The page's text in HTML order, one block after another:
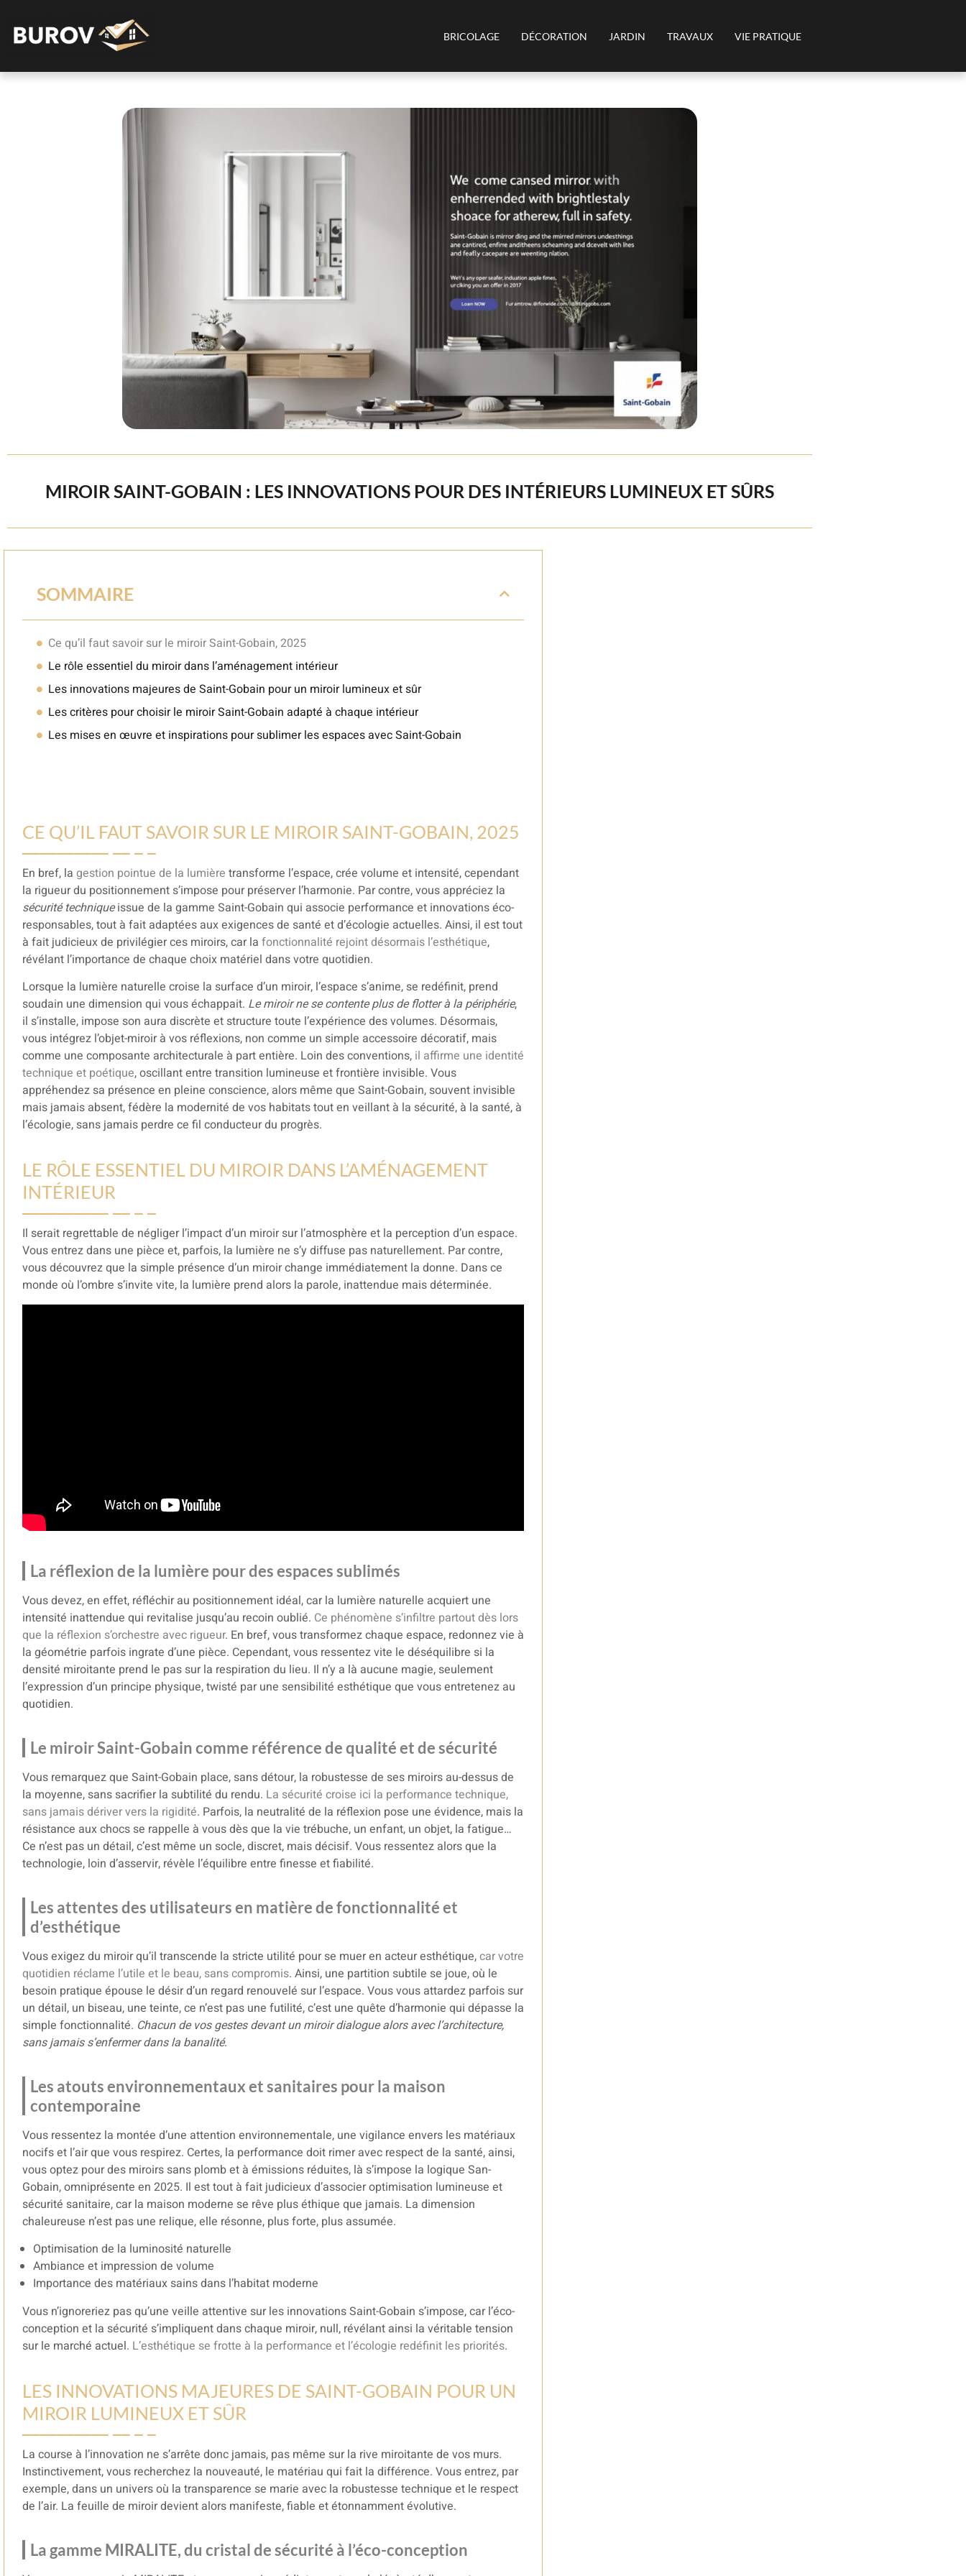
BRICOLAGE DÉCORATION JARDIN TRAVAUX VIE PRATIQUE
MIROIR SAINT-GOBAIN : LES INNOVATIONS POUR DES INTÉRIEURS LUMINEUX ET SÛRS
SOMMAIRE
Ce qu’il faut savoir sur le miroir Saint-Gobain, 2025
Le rôle essentiel du miroir dans l’aménagement intérieur
Les innovations majeures de Saint-Gobain pour un miroir lumineux et sûr
Les critères pour choisir le miroir Saint-Gobain adapté à chaque intérieur
Les mises en œuvre et inspirations pour sublimer les espaces avec Saint-Gobain
CE QU’IL FAUT SAVOIR SUR LE MIROIR SAINT-GOBAIN, 2025
En bref, la gestion pointue de la lumière transforme l’espace, crée volume et intensité, cependant
la rigueur du positionnement s’impose pour préserver l’harmonie. Par contre, vous appréciez la
sécurité techniqueissue de la gamme Saint-Gobain qui associe performance et innovations éco-
responsables, tout à fait adaptées aux exigences de santé et d’écologie actuelles. Ainsi, il est tout
à fait judicieux de privilégier ces miroirs, car la fonctionnalité rejoint désormais l’esthétique,
révélant l’importance de chaque choix matériel dans votre quotidien.
Lorsque la lumière naturelle croise la surface d’un miroir, l’espace s’anime, se redéfinit, prend
soudain une dimension qui vous échappait. Le miroir ne se contente plus de flotter à la périphérie,
il s’installe, impose son aura discrète et structure toute l’expérience des volumes. Désormais,
vous intégrez l’objet-miroir à vos réflexions, non comme un simple accessoire décoratif, mais
comme une composante architecturale à part entière. Loin des conventions, il affirme une identité
technique et poétique, oscillant entre transition lumineuse et frontière invisible. Vous
appréhendez sa présence en pleine conscience, alors même que Saint-Gobain, souvent invisible
mais jamais absent, fédère la modernité de vos habitats tout en veillant à la sécurité, à la santé, à
l’écologie, sans jamais perdre ce fil conducteur du progrès.
LE RÔLE ESSENTIEL DU MIROIR DANS L’AMÉNAGEMENT
INTÉRIEUR
Il serait regrettable de négliger l’impact d’un miroir sur l’atmosphère et la perception d’un espace.
Vous entrez dans une pièce et, parfois, la lumière ne s’y diffuse pas naturellement. Par contre,
vous découvrez que la simple présence d’un miroir change immédiatement la donne. Dans ce
monde où l’ombre s’invite vite, la lumière prend alors la parole, inattendue mais déterminée.
La réflexion de la lumière pour des espaces sublimés
Vous devez, en effet, réfléchir au positionnement idéal, car la lumière naturelle acquiert une
intensité inattendue qui revitalise jusqu’au recoin oublié. Ce phénomène s’infiltre partout dès lors
que la réflexion s’orchestre avec rigueur. En bref, vous transformez chaque espace, redonnez vie à
la géométrie parfois ingrate d’une pièce. Cependant, vous ressentez vite le déséquilibre si la
densité miroitante prend le pas sur la respiration du lieu. Il n’y a là aucune magie, seulement
l’expression d’un principe physique, twisté par une sensibilité esthétique que vous entretenez au
quotidien.
Le miroir Saint-Gobain comme référence de qualité et de sécurité
Vous remarquez que Saint-Gobain place, sans détour, la robustesse de ses miroirs au-dessus de
la moyenne, sans sacrifier la subtilité du rendu. La sécurité croise ici la performance technique,
sans jamais dériver vers la rigidité. Parfois, la neutralité de la réflexion pose une évidence, mais la
résistance aux chocs se rappelle à vous dès que la vie trébuche, un enfant, un objet, la fatigue…
Ce n’est pas un détail, c’est même un socle, discret, mais décisif. Vous ressentez alors que la
technologie, loin d’asservir, révèle l’équilibre entre finesse et fiabilité.
Les attentes des utilisateurs en matière de fonctionnalité et
d’esthétique
Vous exigez du miroir qu’il transcende la stricte utilité pour se muer en acteur esthétique,car votre
quotidien réclame l’utile et le beau, sans compromis. Ainsi, une partition subtile se joue, où le
besoin pratique épouse le désir d’un regard renouvelé sur l’espace. Vous vous attardez parfois sur
un détail, un biseau, une teinte, ce n’est pas une futilité, c’est une quête d’harmonie qui dépasse la
simple fonctionnalité. Chacun de vos gestes devant un miroir dialogue alors avec l’architecture,
sans jamais s’enfermer dans la banalité.
Les atouts environnementaux et sanitaires pour la maison
contemporaine
Vous ressentez la montée d’une attention environnementale, une vigilance envers les matériaux
nocifs et l’air que vous respirez. Certes, la performance doit rimer avec respect de la santé, ainsi,
vous optez pour des miroirs sans plomb et à émissions réduites, là s’impose la logique San-
Gobain, omniprésente en 2025. Il est tout à fait judicieux d’associer optimisation lumineuse et
sécurité sanitaire, car la maison moderne se rêve plus éthique que jamais. La dimension
chaleureuse n’est pas une relique, elle résonne, plus forte, plus assumée.
Optimisation de la luminosité naturelle
Ambiance et impression de volume
Importance des matériaux sains dans l’habitat moderne
Vous n’ignoreriez pas qu’une veille attentive sur les innovations Saint-Gobain s’impose, car l’éco-
conception et la sécurité s’impliquent dans chaque miroir, null, révélant ainsi la véritable tension
sur le marché actuel. L’esthétique se frotte à la performance et l’écologie redéfinit les priorités.
LES INNOVATIONS MAJEURES DE SAINT-GOBAIN POUR UN
MIROIR LUMINEUX ET SÛR
La course à l’innovation ne s’arrête donc jamais, pas même sur la rive miroitante de vos murs.
Instinctivement, vous recherchez la nouveauté, le matériau qui fait la différence. Vous entrez, par
exemple, dans un univers où la transparence se marie avec la robustesse technique et le respect
de l’air. La feuille de miroir devient alors manifeste, fiable et étonnamment évolutive.
La gamme MIRALITE, du cristal de sécurité à l’éco-conception